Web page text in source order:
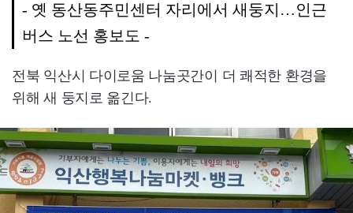
- 옛 동산동주민센터 자리에서 새둥지…인근
버스 노선 홍보도 -
전북 익산시 다이로움 나눔곳간이 더 쾌적한 환경을
위해 새 둥지로 옮긴다.